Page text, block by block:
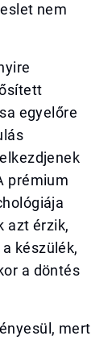
nem
egyelőre
prémium
azt érzik,
készülék,
a döntés
mert